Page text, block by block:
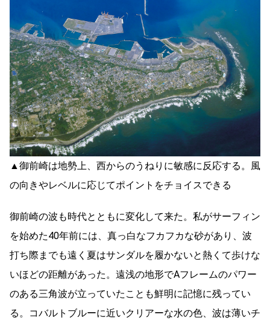
▲御前崎は地勢上、西からのうねりに敏感に反応する。風
の向きやレベルに応じてポイントをチョイスできる
御前崎の波も時代とともに変化して来た。私がサーフィン
を始めた40年前には、真っ白なフカフカな砂があり、波
打ち際までも遠く夏はサンダルを履かないと熱くて歩けな
いほどの距離があった。遠浅の地形でAフレームのパワー
のある三角波が立っていたことも鮮明に記憶に残ってい
る。コバルトブルーに近いクリアーな水の色、波は薄いチ